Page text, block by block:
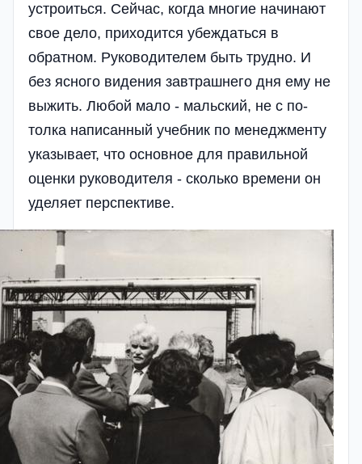
устроиться. Сейчас, когда многие начинают
свое дело, приходится убеждаться в
обратном. Руководителем быть трудно. И
без ясного видения завтрашнего дня ему не
выжить. Любой мало - мальский, не с по­
толка написанный учебник по ме­неджменту
указывает, что основное для правильной
оценки руководителя - сколько времени он
уделяет перспективе.